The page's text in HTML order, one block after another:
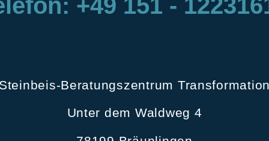
+49 151 -
Beratungszentrum
Unter dem Waldweg 4